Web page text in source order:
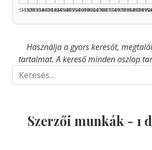
1925–1929
1930–1934
1935–1939
1940–1944
1945–1949
1950–1954
1955–1959
1960–1964
1965–1969
1970–1974
1975–1979
1980–1984
1985–1989
Használja a gyors keresőt,
tartalmat. A kereső minden oszlop
Szerzői munkák - 1